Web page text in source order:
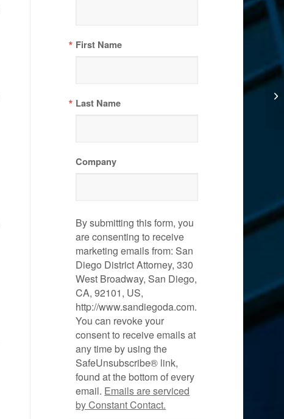
First Name
Last Name
Company
By submitting this form, you
are consenting to receive
marketing emails from: San
Diego District Attorney, 330
West Broadway, San Diego,
CA, 92101, US,
http://www.sandiegoda.com.
You can revoke your
consent to receive emails at
any time by using the
SafeUnsubscribe® link,
found at the bottom of every
email. Emails are serviced
by Constant Contact.